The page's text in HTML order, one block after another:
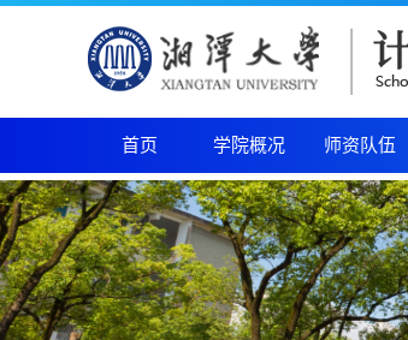
首页 学院概况 师资队伍